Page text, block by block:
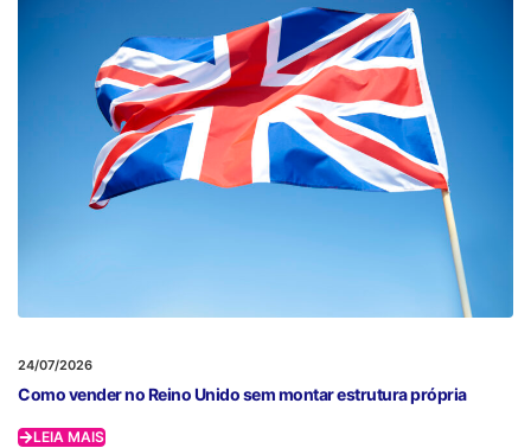
24/07/2026
Como vender no Reino Unido sem montar estrutura própria
LEIA MAIS